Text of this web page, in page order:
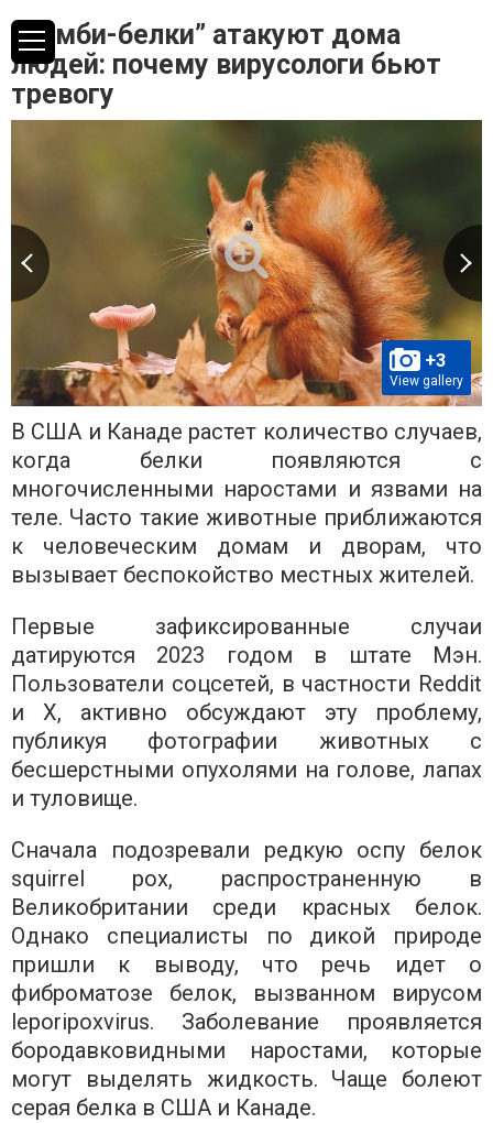
“Зомби-белки” атакуют дома
людей: почему вирусологи бьют
тревогу
+3
View gallery
В США и Канаде растет количество случаев,
когда белки появляются с
многочисленными наростами и язвами на
теле. Часто такие животные приближаются
к человеческим домам и дворам, что
вызывает беспокойство местных жителей.
Первые зафиксированные случаи
датируются 2023 годом в штате Мэн.
Пользователи соцсетей, в частности Reddit
и X, активно обсуждают эту проблему,
публикуя фотографии животных с
бесшерстными опухолями на голове, лапах
и туловище.
Сначала подозревали редкую оспу белок
squirrel pox, распространенную в
Великобритании среди красных белок.
Однако специалисты по дикой природе
пришли к выводу, что речь идет о
фиброматозе белок, вызванном вирусом
leporipoxvirus. Заболевание проявляется
бородавковидными наростами, которые
могут выделять жидкость. Чаще болеют
серая белка в США и Канаде.